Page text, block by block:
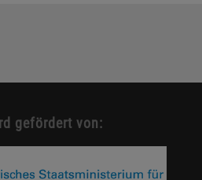
gefördert von: